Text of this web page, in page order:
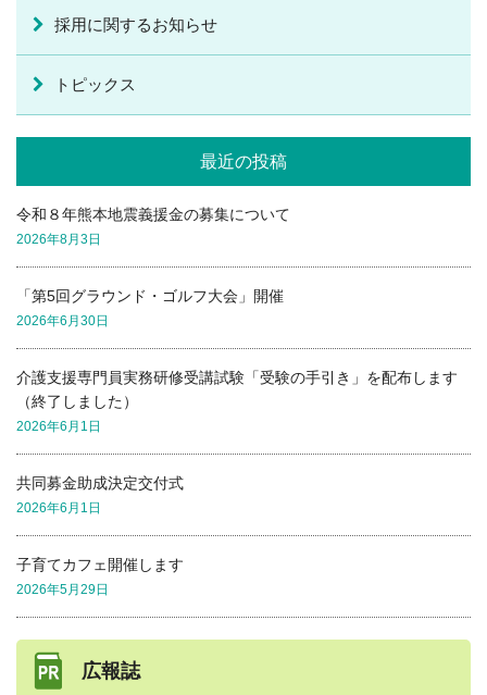
採用に関するお知らせ
トピックス
最近の投稿
令和８年熊本地震義援金の募集について
2026年8月3日
「第5回グラウンド・ゴルフ大会」開催
2026年6月30日
介護支援専門員実務研修受講試験「受験の手引き」を配布します
（終了しました）
2026年6月1日
共同募金助成決定交付式
2026年6月1日
子育てカフェ開催します
2026年5月29日
広報誌